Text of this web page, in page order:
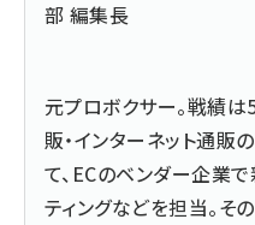
部 編集長
元プロボクサー。戦績は
販・インターネット通
て、ECのベンダー企業
ティングなどを担当。そ